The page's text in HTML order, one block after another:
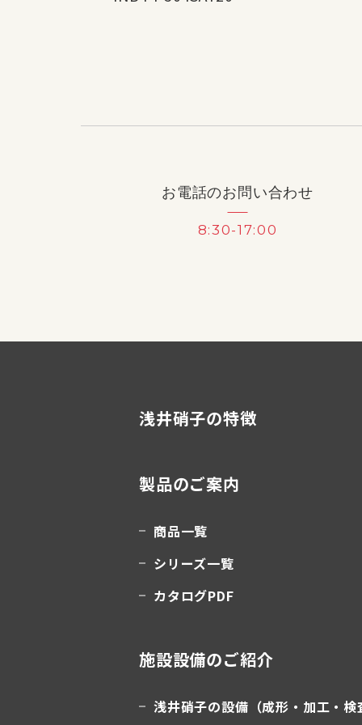
お電話のお問い合わせ
8:30-17:00
浅井硝子の特徴
製品のご案内
商品一覧
シリーズ一覧
カタログPDF
施設設備のご紹介
浅井硝子の設備（成形・加工・検